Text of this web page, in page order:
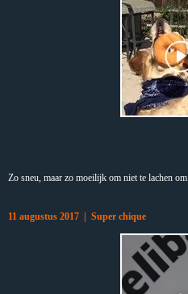
Zo sneu, maar zo moeilijk om niet te lachen om
11 augustus 2017 | Super chique